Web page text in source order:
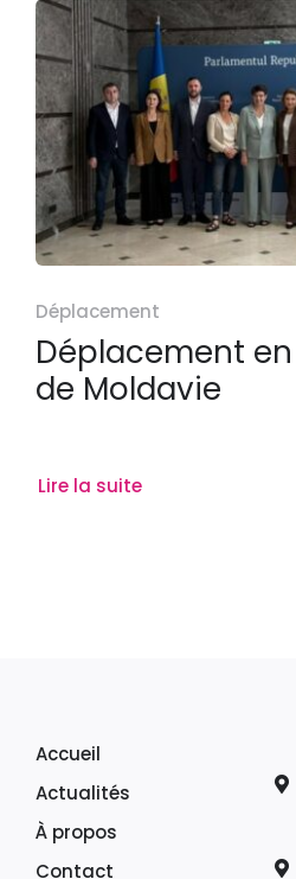
Déplacement
Déplacement
de Moldavie
Lire la suite
Accueil
Actualités
À propos
Contact